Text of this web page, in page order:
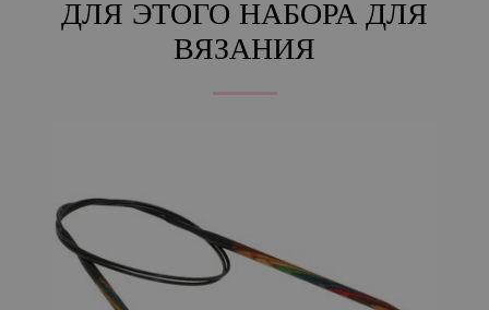
ДЛЯ ЭТОГО НАБОРА ДЛЯ
ВЯЗАНИЯ